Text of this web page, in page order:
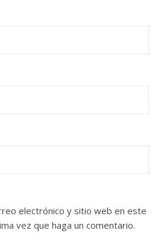
electrónico y sitio web en este
vez que haga un comentario.